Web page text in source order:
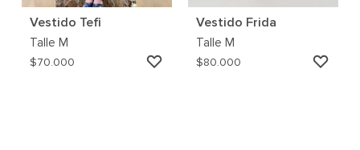
Vestido Tefi
Talle M
$70.000
AGREGAR
Vestido Frida
Talle M
$80.000